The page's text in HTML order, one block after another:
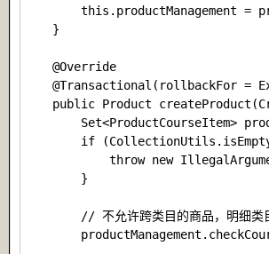
this.productManagement =
    }
    @Override
@Transactional(rollbackFor =
public Product
Set<ProductCourseItem>
if
throw new
        }
// 不允许跨类目的商品，明细